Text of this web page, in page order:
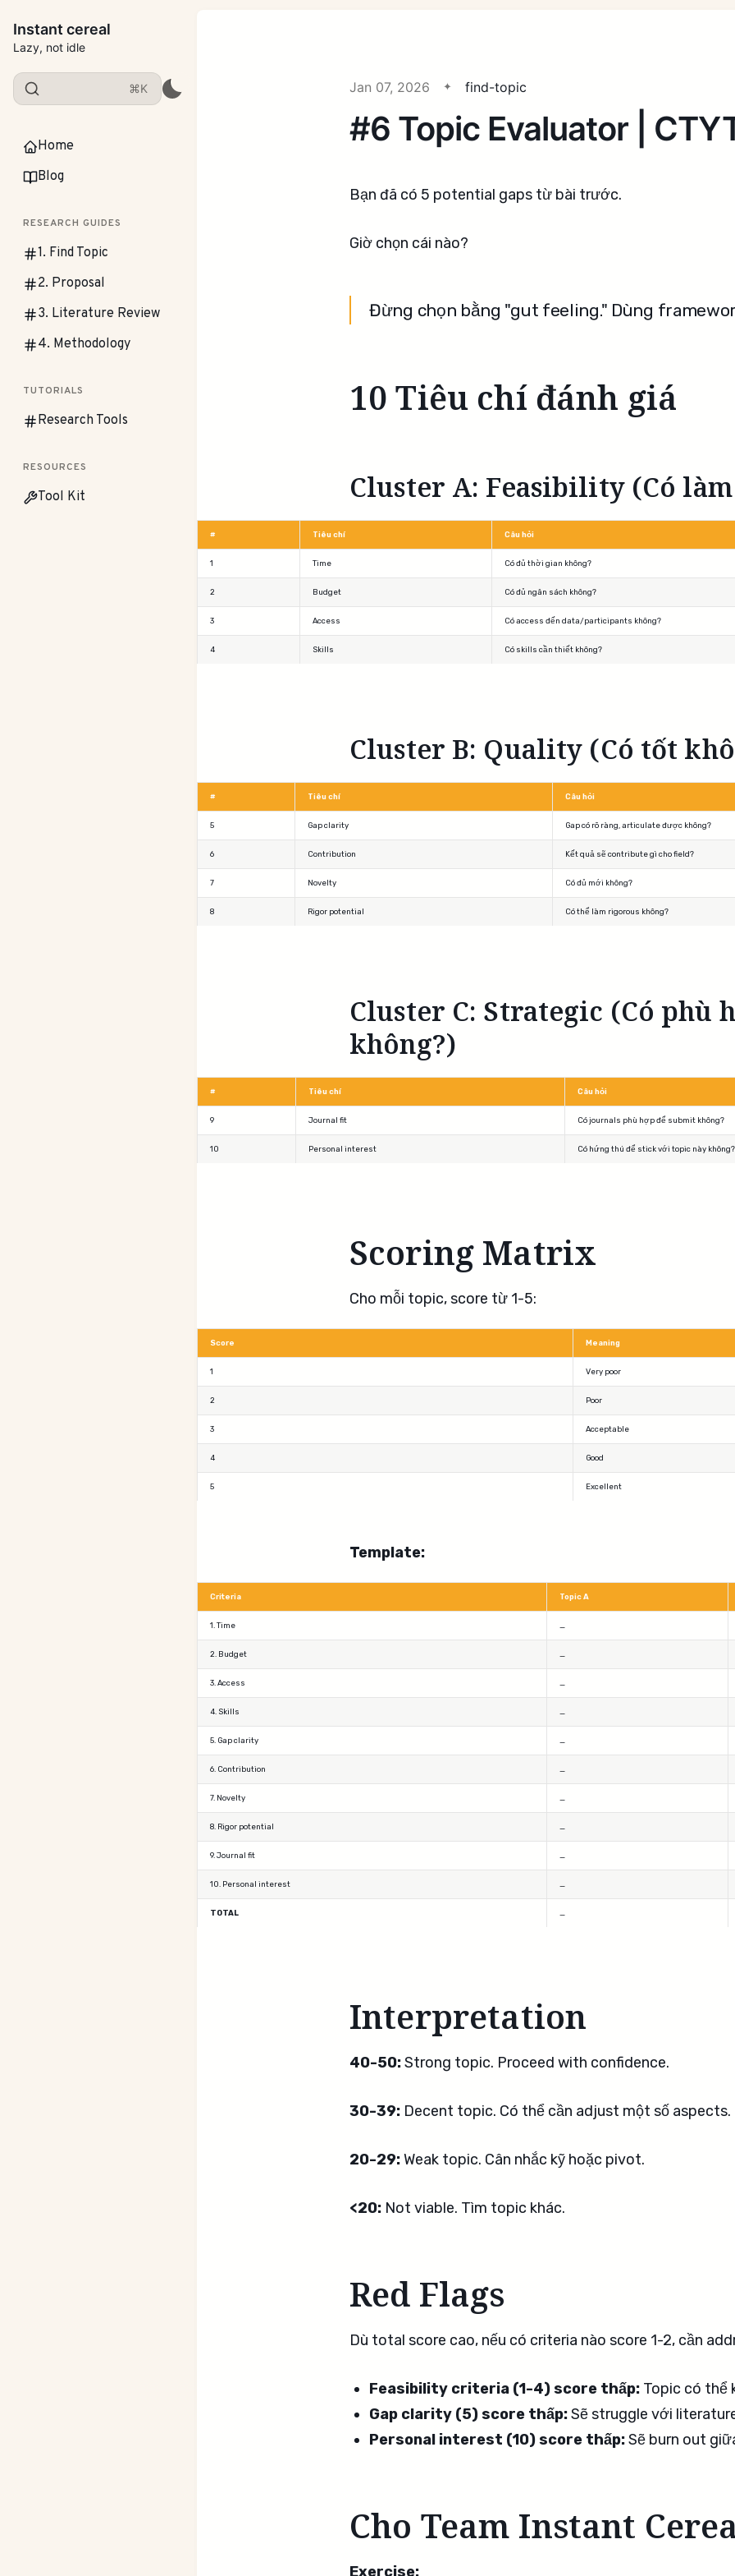
Instant cereal
Lazy, not idle
⌘K
Home
Blog
RESEARCH GUIDES
1. Find Topic
2. Proposal
3. Literature Review
4. Methodology
TUTORIALS
Research Tools
RESOURCES
Tool Kit
Jan 07, 2026 find-topic
#6 Topic Evaluator |
Bạn đã có 5 potential gaps từ bài trước.
Giờ chọn cái nào?
Đừng chọn bằng "gut feeling." Dùng
10 Tiêu chí đánh giá
Cluster A: Feasibility (Có
# Tiêu chí Câu hỏi
1 Time Có đủ thời gian không?
2 Budget Có đủ ngân sách không?
3 Access Có access đến data/participants không?
4 Skills Có skills cần thiết không?
Cluster B: Quality (Có tốt
# Tiêu chí Câu hỏi
5 Gap clarity Gap có rõ ràng, articulate được không?
6 Contribution Kết quả sẽ contribute gì cho field?
7 Novelty Có đủ mới không?
8 Rigor potential Có thể làm rigorous không?
Cluster C: Strategic (Có phù
không?)
# Tiêu chí Câu hỏi
9 Journal fit Có journals phù hợp để submit không?
10 Personal interest Có hứng thú để stick với topic này không?
Scoring Matrix
Cho mỗi topic, score từ 1-5:
Score Meaning
1 Very poor
2 Poor
3 Acceptable
4 Good
5 Excellent
Template:
Criteria Topic A
1. Time
2. Budget
3. Access
4. Skills
5. Gap clarity
6. Contribution
7. Novelty
8. Rigor potential
9. Journal fit
10. Personal interest
TOTAL
Interpretation
40-50:Strong topic. Proceed with confidence.
30-39: Decent topic. Có thể cần adjust một số aspects.
20-29:Weak topic. Cân nhắc kỹ hoặc pivot.
<20: Not viable. Tìm topic khác.
Red Flags
Dù total score cao, nếu có criteria nào score 1-2, cần
Feasibility criteria (1-4) score thấp: Topic có thể
Gap clarity (5) score thấp:Sẽ struggle với
Personal interest (10) score thấp:Sẽ burn out
Cho Team Instant
Exercise: